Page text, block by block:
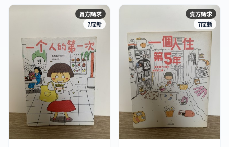
賣方請求
7成新
賣方請求
7成新